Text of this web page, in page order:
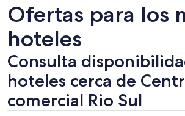
Ofertas para los
hoteles
Consulta
hoteles cerca de
comercial Rio Sul